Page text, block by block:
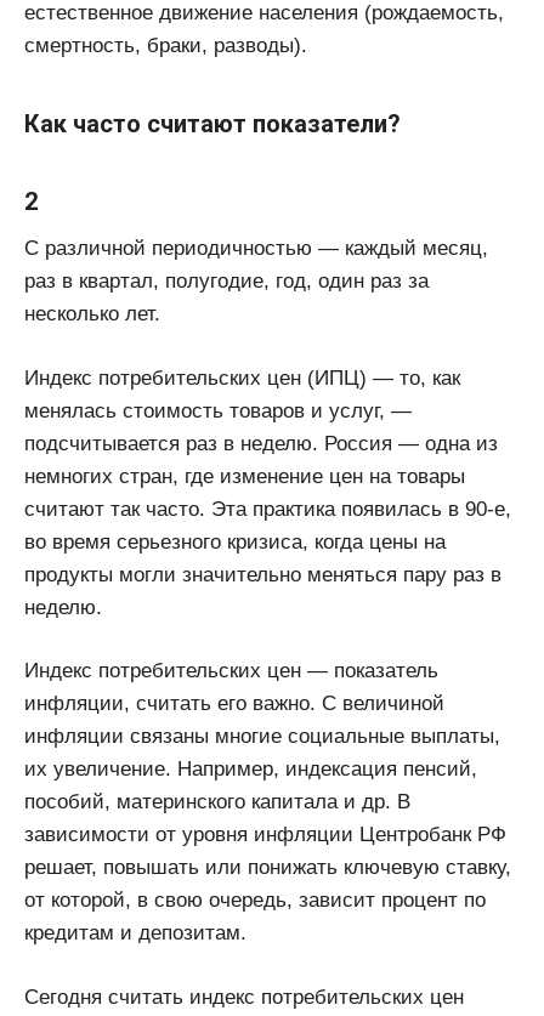
естественное движение населения (рождаемость,
смертность, браки, разводы).
Как часто считают показатели?
2
С различной периодичностью — каждый месяц,
раз в квартал, полугодие, год, один раз за
несколько лет.
Индекс потребительских цен (ИПЦ) — то, как
менялась стоимость товаров и услуг, —
подсчитывается раз в неделю. Россия — одна из
немногих стран, где изменение цен на товары
считают так часто. Эта практика появилась в 90-е,
во время серьезного кризиса, когда цены на
продукты могли значительно меняться пару раз в
неделю.
Индекс потребительских цен — показатель
инфляции, считать его важно. С величиной
инфляции связаны многие социальные выплаты,
их увеличение. Например, индексация пенсий,
пособий, материнского капитала и др. В
зависимости от уровня инфляции Центробанк РФ
решает, повышать или понижать ключевую ставку,
от которой, в свою очередь, зависит процент по
кредитам и депозитам.
Сегодня считать индекс потребительских цен